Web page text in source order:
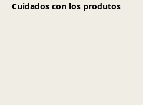
Cuidados con los produtos